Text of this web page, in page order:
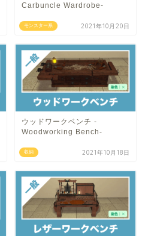
モンスター系
Carbuncle Wardrobe-
2021年10月20日
収納
ウッドワークベンチ -
Woodworking Bench-
2021年10月18日